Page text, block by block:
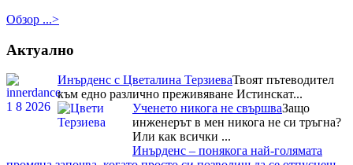
Обзор ...>
Актуално
Инърденс с Цветалина ТерзиеваТвоят пътеводител
към едно различно преживяване Истинскат...
Ученето никога не свършваЗащо
инженерът в мен никога не си тръгна?
Или как всички ...
Инърденс – понякога най-голямата